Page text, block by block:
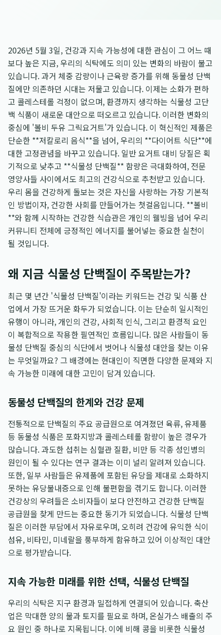
2026년 5월 3일, 건강과 지속 가능성에 대한 관심이 그 어느 때
보다 높은 지금, 우리의 식탁에도 의미 있는 변화의 바람이 불고
있습니다. 과거 체중 감량이나 근육량 증가를 위해 동물성 단백
질에만 의존하던 시대는 저물고 있습니다. 이제는 소화가 편하
고 콜레스테롤 걱정이 없으며, 환경까지 생각하는 식물성 고단
백 식품이 새로운 대안으로 떠오르고 있습니다. 이러한 변화의
중심에 '볼비 두유 그릭요거트'가 있습니다. 이 혁신적인 제품은
단순한 **저칼로리 음식**을 넘어, 우리의 **다이어트 식단**에
대한 고정관념을 바꾸고 있습니다. 일반 요거트 대비 당질은 획
기적으로 낮추고 **식물성 단백질** 함량은 극대화하여, 전문
영양사들 사이에서도 최고의 건강식으로 추천받고 있습니다.
우리 몸을 건강하게 돌보는 것은 자신을 사랑하는 가장 기본적
인 방법이자, 건강한 사회를 만들어가는 첫걸음입니다. **볼비
**와 함께 시작하는 건강한 식습관은 개인의 웰빙을 넘어 우리
커뮤니티 전체에 긍정적인 에너지를 불어넣는 중요한 실천이
될 것입니다.
왜 지금 식물성 단백질이 주목받는가?
최근 몇 년간 '식물성 단백질'이라는 키워드는 건강 및 식품 산
업에서 가장 뜨거운 화두가 되었습니다. 이는 단순히 일시적인
유행이 아니라, 개인의 건강, 사회적 인식, 그리고 환경적 요인
이 복합적으로 작용한 필연적인 흐름입니다. 많은 사람들이 동
물성 단백질 중심의 식단에서 벗어나 식물성 대안을 찾는 이유
는 무엇일까요? 그 배경에는 현대인이 직면한 다양한 문제와 지
속 가능한 미래에 대한 고민이 담겨 있습니다.
동물성 단백질의 한계와 건강 문제
전통적으로 단백질의 주요 공급원으로 여겨졌던 육류, 유제품
등 동물성 식품은 포화지방과 콜레스테롤 함량이 높은 경우가
많습니다. 과도한 섭취는 심혈관 질환, 비만 등 각종 성인병의
원인이 될 수 있다는 연구 결과는 이미 널리 알려져 있습니다.
또한, 일부 사람들은 유제품에 포함된 유당을 제대로 소화하지
못하는 유당불내증으로 인해 불편함을 겪기도 합니다. 이러한
건강상의 우려들은 소비자들이 보다 안전하고 건강한 단백질
공급원을 찾게 만드는 중요한 동기가 되었습니다. 식물성 단백
질은 이러한 부담에서 자유로우며, 오히려 건강에 유익한 식이
섬유, 비타민, 미네랄을 풍부하게 함유하고 있어 이상적인 대안
으로 평가받습니다.
지속 가능한 미래를 위한 선택, 식물성 단백질
우리의 식탁은 지구 환경과 밀접하게 연결되어 있습니다. 축산
업은 막대한 양의 물과 토지를 필요로 하며, 온실가스 배출의 주
요 원인 중 하나로 지목됩니다. 이에 비해 콩을 비롯한 식물성